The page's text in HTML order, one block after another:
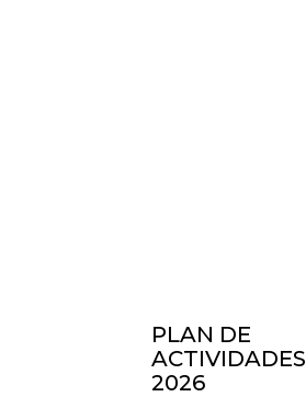
PLAN DE
ACTIVIDADES
2026